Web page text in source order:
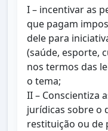
I – incentivar as
que pagam
dele para
(saúde, esporte,
nos termos das
o tema;
II – Conscientiza
jurídicas sobre o
restituição ou de